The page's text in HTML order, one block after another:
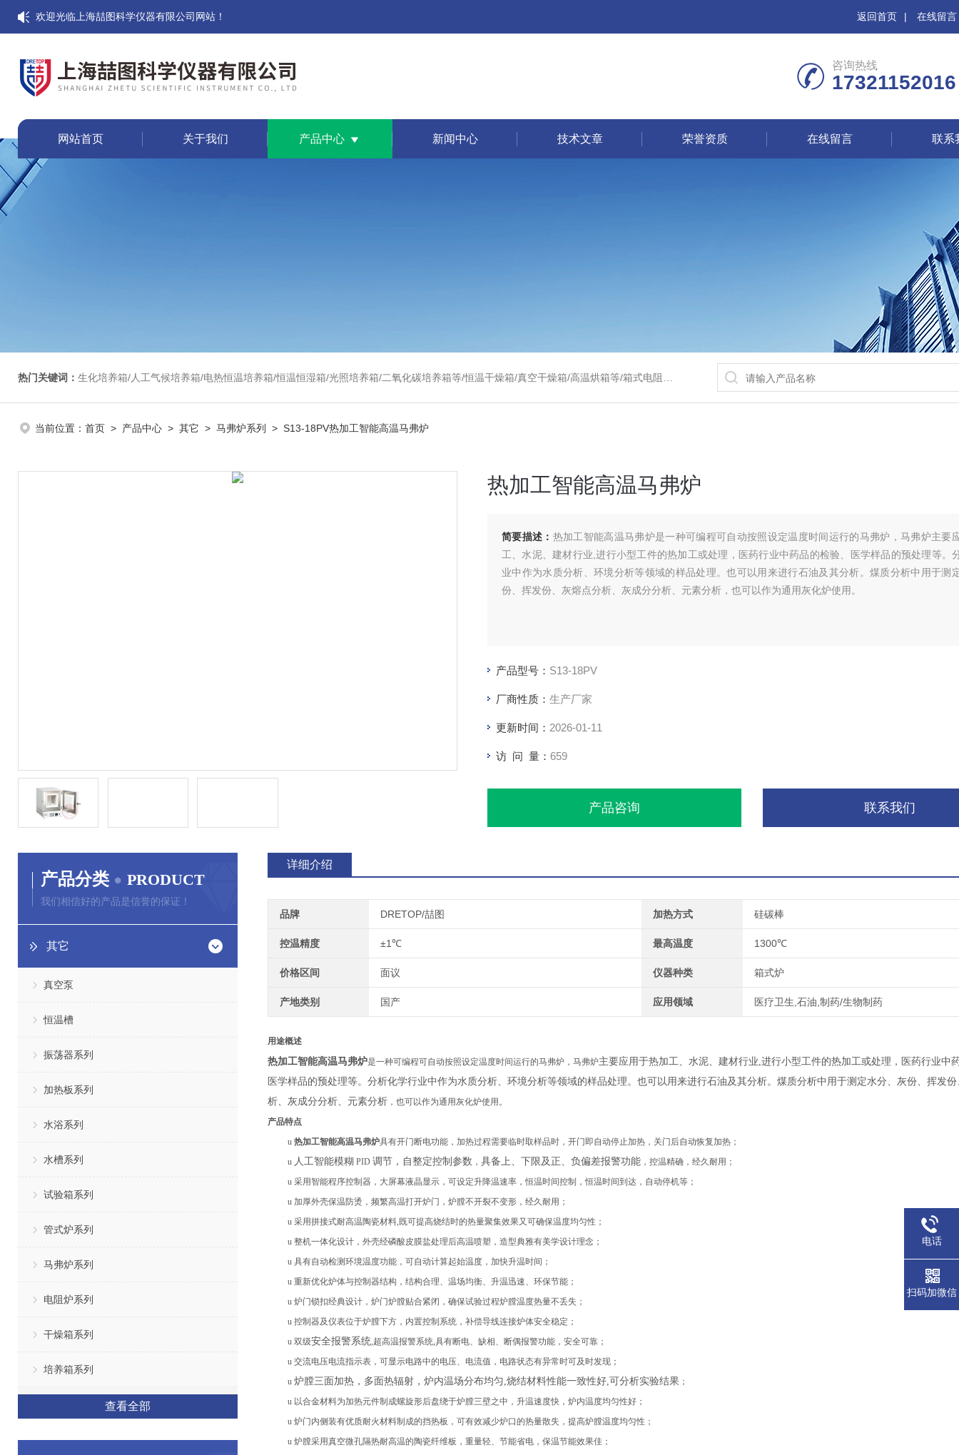
欢迎光临上海喆图科学仪器有限公司网站！ 返回首页 | 在线留言
咨询热线
17321152016
网站首页 关于我们 产品中心 新闻中心 技术文章 荣誉资质 在线留言 联系
热门关键词： 生化培养箱/人工气候培养箱/电热恒温培养箱/恒温恒湿箱/光照培养箱/二氧化碳培养箱等/恒温干燥箱/真空干燥箱/高温烘箱等/箱式电阻炉/陶瓷纤维马弗炉/高温马弗炉/管式炉/气氛炉/试验箱/摇床/振荡器/水槽/水浴锅等
当前位置： 首页 > 产品中心 > 其它 > 马弗炉系列 > S13-18PV热加工智能高温马弗炉
热加工智能高温马弗炉
简要描述： 热加工智能高温马弗炉是一种可编程可自动按照设定温度时间运行的马弗炉，马弗炉主要
工、水泥、建材行业,进行小型工件的热加工或处理，医药行业中药品的检验、医学样品的预处理等。
业中作为水质分析、环境分析等领域的样品处理。也可以用来进行石油及其分析。煤质分析中用于测
份、挥发份、灰熔点分析、灰成分分析、元素分析，也可以作为通用灰化炉使用。
产品型号： S13-18PV
厂商性质： 生产厂家
更新时间： 2026-01-11
访 问 量： 659
产品咨询 联系我们
产品分类 PRODUCT
我们相信好的产品是信誉的保证！
其它
真空泵
恒温槽
振荡器系列
加热板系列
水浴系列
水槽系列
试验箱系列
管式炉系列
马弗炉系列
电阻炉系列
干燥箱系列
培养箱系列
查看全部
详细介绍
品牌 DRETOP/喆图 加热方式 硅碳棒
控温精度 ±1℃ 最高温度 1300℃
价格区间 面议 仪器种类 箱式炉
产地类别 国产 应用领域 医疗卫生,石油,制药/生物制药
用途概述
热加工智能高温马弗炉是一种可编程可自动按照设定温度时间运行的马弗炉 ， 马弗炉主要应用于热加工、水泥、建材行业,进行小型工件的热加工或处理，医药行业中
医学样品的预处理等。分析化学行业中作为水质分析、环境分析等领域的样品处理。也可以用来进行石油及其分析。煤质分析中用于测定水分、灰份、挥发
析、灰成分分析、元素分析 ， 也可以作为通用灰化炉使用。
产品特点
u 热加工智能高温马弗炉具有开门断电功能 ， 加热过程需要临时取样品时，开门即自动停止加热，关门后自动恢复加热 ；
u 人工智能模糊 PID 调节，自整定控制参数 ， 具备上、下限及正、负偏差报警功能 ， 控温精确 ， 经久耐用 ；
u 采用智能程序控制器， 大屏幕液晶显示，可设定升降温速率，恒温时间控制，恒温时间到达，自动停机等；
u 加厚外壳保温防烫 ， 频繁高温打开炉门，炉膛不开裂不变形， 经久耐用 ；
u 采用拼接式耐高温陶瓷材料,既可提高烧结时的热量聚集效果又可确保温度均匀性 ；
u 整机一体化设计，外壳经磷酸皮膜盐处理后高温喷塑 ， 造型典雅有美学设计理念；
u 具有自动检测环境温度功能，可自动计算起始温度，加快升温时间；
u 重新优化炉体与控制器结构，结构合理、温场均衡、升温迅速、环保节能；
u 炉门锁扣经典设计，炉门炉膛贴合紧闭 ， 确保试验过程炉膛温度热量不丢失 ；
u 控制器及仪表位于炉膛下方，内置控制系统，补偿导线连接炉体安全稳定；
u 双级安全报警系统,超高温报警系统,具有断电、缺相、断偶报警功能 ， 安全可靠 ；
u 交流电压电流指示表，可显示电路中的电压、电流值 ， 电路状态有异常时可及时发现；
u 炉膛三面加热，多面热辐射，炉内温场分布均匀,烧结材料性能一致性好,可分析实验结果 ；
u 以合金材料为加热元件制成螺旋形后盘绕于炉膛三壁之中，升温速度快，炉内温度均匀性好；
u 炉门内侧装有优质耐火材料制成的挡热板，可有效减少炉口的热量散失，提高炉膛温度均匀性；
u 炉膛采用真空微孔隔热耐高温的陶瓷纤维板，重量轻、 节能省电 ， 保温节能效果佳 ；
电话
扫码加微信